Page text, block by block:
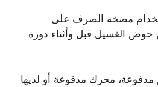
مضخة الصرف على
حوض الغسيل قبل وأثناء دورة
محرك مدفوعة أو لديها